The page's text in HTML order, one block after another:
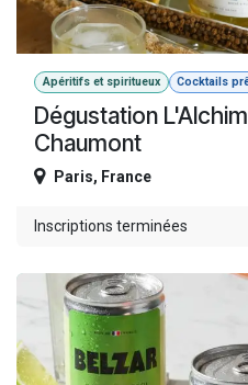
Apéritifs et spiritueux Cocktails
Dégustation
Chaumont
Paris, France
Inscriptions terminées